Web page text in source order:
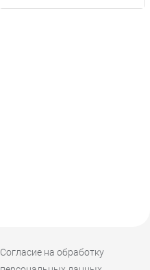
Согласие на обработку